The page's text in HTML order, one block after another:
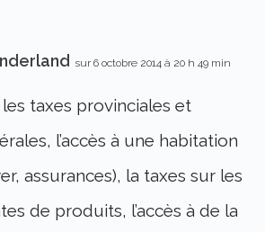
sur 6 octobre 2014 à 20 h 49 min
les taxes provinciales et
l’accès à une habitation
assurances), la taxes sur les
de produits, l’accès à de la